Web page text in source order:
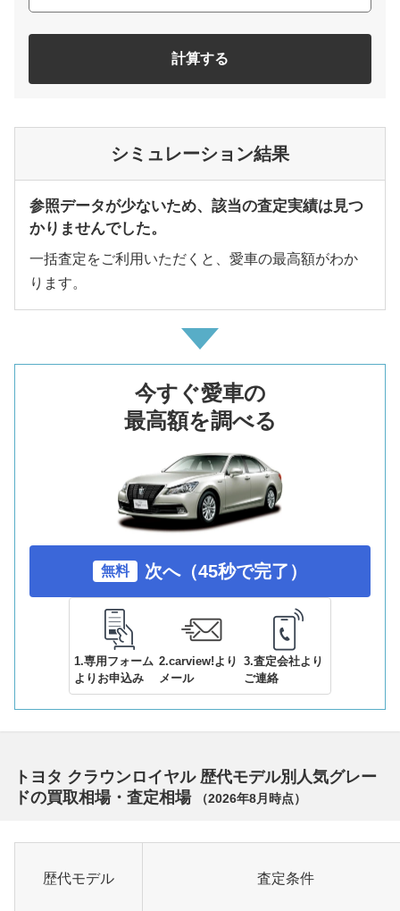
計算する
シミュレーション結果
参照データが少ないため、該当の査定実績は見つ
かりませんでした。
一括査定をご利用いただくと、愛車の最高額がわか
ります。
今すぐ愛車の
最高額を調べる
無料 次へ（45秒で完了）
1.専用フォーム
よりお申込み
2.carview!より
メール
3.査定会社より
ご連絡
トヨタ クラウンロイヤル 歴代モデル別人気グレー
ドの買取相場・査定相場
（2026年8月 時点）
歴代モデル 査定条件